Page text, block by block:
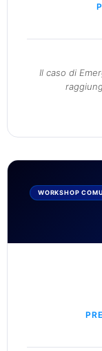
Il caso di
WORKSHOP